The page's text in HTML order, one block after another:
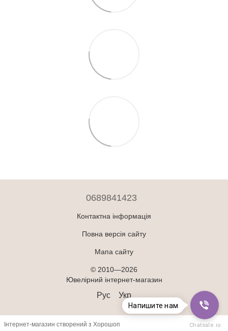
0689841423
Контактна інформація
Повна версія сайту
Мапа сайту
© 2010—2026
Ювелірний інтернет-магазин
Рус Укр
Інтернет-магазин створений з Хорошоп
Напишите нам
Chatsale.io